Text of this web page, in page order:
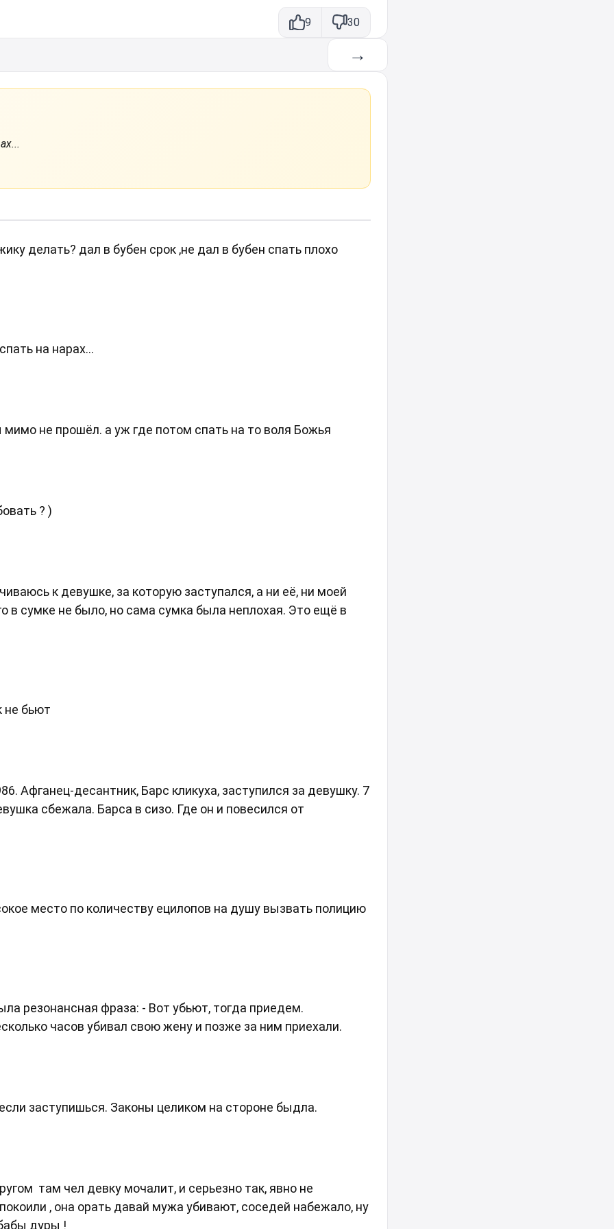
9 30
→
делать? дал в бубен срок ,не дал в бубен спать плохо
на нарах...
мимо не прошёл. а уж где потом спать на то воля Божья
? )
к девушке, за которую заступался, а ни её, ни моей
в сумке не было, но сама сумка была неплохая. Это ещё в
не бьют
Афганец-десантник, Барс кликуха, заступился за девушку. 7
сбежала. Барса в сизо. Где он и повесился от
место по количеству ецилопов на душу вызвать полицию
резонансная фраза: - Вот убьют, тогда приедем.
часов убивал свою жену и позже за ним приехали.
заступишься. Законы целиком на стороне быдла.
там чел девку мочалит, и серьезно так, явно не
, она орать давай мужа убивают, соседей набежало, ну
дуры !